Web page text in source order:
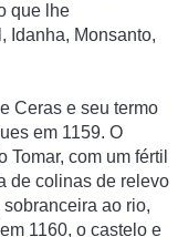
que lhe
Idanha, Monsanto,
Ceras e seu termo
em 1159. O
com um fértil
de colinas de relevo
ao rio,
1160, o castelo e